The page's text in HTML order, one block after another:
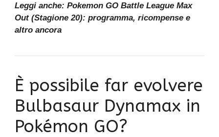
Leggi anche: Pokemon GO Battle League Max
Out (Stagione 20): programma, ricompense e
altro ancora
È possibile far evolvere
Bulbasaur Dynamax in
Pokémon GO?